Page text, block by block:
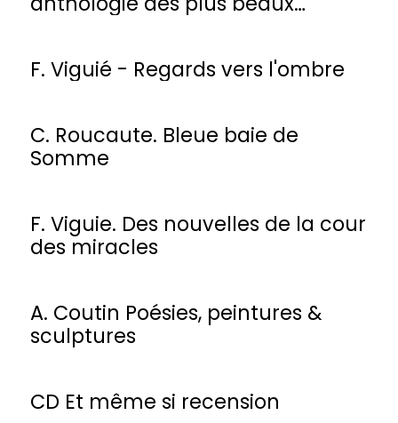
F. Viguié - Regards vers l'ombre
C. Roucaute. Bleue baie de
Somme
F. Viguie. Des nouvelles de la cour
des miracles
A. Coutin Poésies, peintures &
sculptures
CD Et même si recension